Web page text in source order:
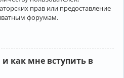
прав или предоставление
форумам.
и как мне вступить в